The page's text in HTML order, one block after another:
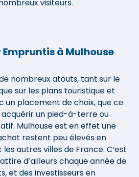
visiteurs.
à Mulhouse
nombreux atouts, tant sur le
sur les plans touristique et
un placement de choix, que ce
acquérir un pied-à-terre ou
Mulhouse est en effet une
restent peu élevés en
autres villes de France. C’est
d’ailleurs chaque année de
et des investisseurs en